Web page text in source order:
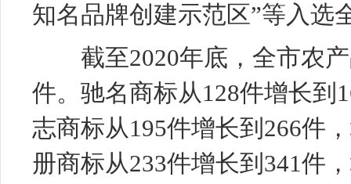
知名品牌创建示范区”等入选
截至2020年底，全市农产
件。驰名商标从128件增长到
志商标从195件增长到266件
册商标从233件增长到341件